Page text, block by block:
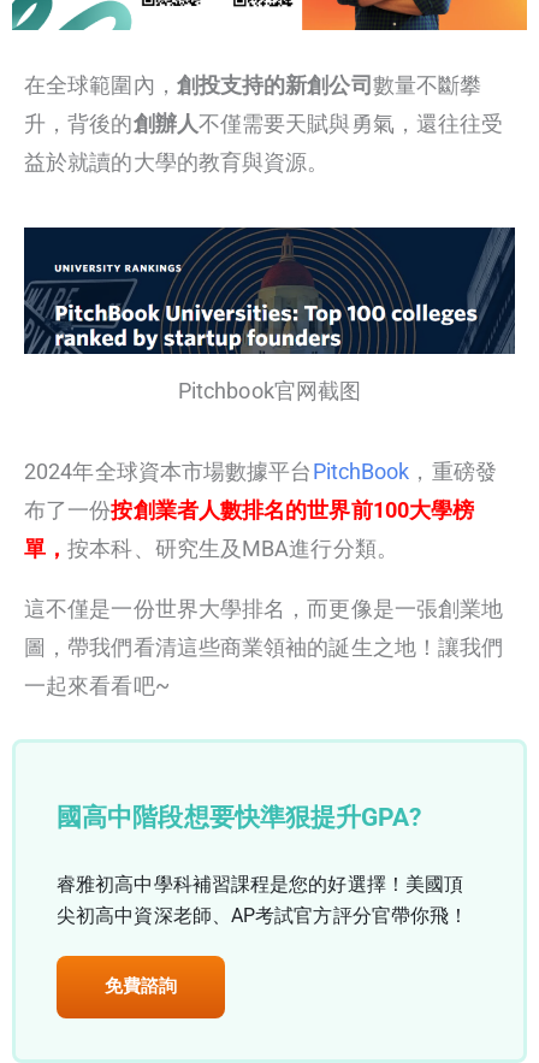
在全球範圍內， 創投支持的新創公司數量不斷攀
升，背後的創辦人不僅需要天賦與勇氣，還往往受
益於就讀的大學的教育與資源。
Pitchbook官网截图
2024年全球資本市場數據平台PitchBook ，重磅發
布了一份按創業者人數排名的世界前100大學榜
單，按本科、研究生及MBA進行分類。
這不僅是一份世界大學排名，而更像是一張創業地
圖，帶我們看清這些商業領袖的誕生之地！讓我們
一起來看看吧~
國高中階段想要快準狠提升GPA?
睿雅初高中學科補習課程是您的好選擇！美國頂
尖初高中資深老師、AP考試官方評分官帶你飛！
免費諮詢